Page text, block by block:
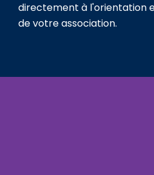
directement à l'orientation
de votre association.